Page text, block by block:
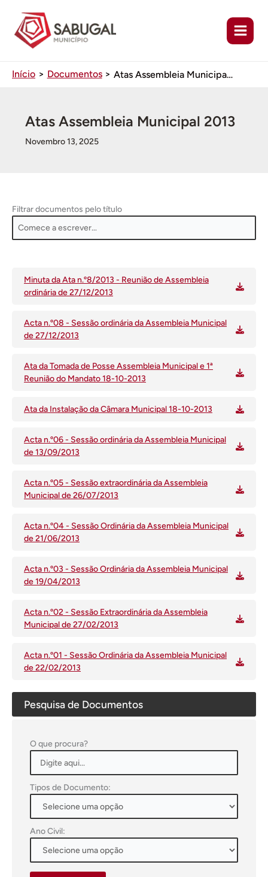
conteúdo
Início Documentos Atas Assembleia Municipal 2013
Atas Assembleia Municipal 2013
Novembro 13, 2025
Pesquisa de Documentos
O que procura?
Tipos de Documento:
Ano Civil:
Filtrar documentos pelo título
Minuta da Ata n.º8/2013 - Reunião de Assembleia
ordinária de 27/12/2013
Acta n.º08 - Sessão ordinária da Assembleia Municipal
de 27/12/2013
Ata da Tomada de Posse Assembleia Municipal e 1ª
Reunião do Mandato 18-10-2013
Ata da Instalação da Câmara Municipal 18-10-2013
Acta n.º06 - Sessão ordinária da Assembleia Municipal
de 13/09/2013
Acta n.º05 - Sessão extraordinária da Assembleia
Municipal de 26/07/2013
Acta n.º04 - Sessão Ordinária da Assembleia Municipal
de 21/06/2013
Acta n.º03 - Sessão Ordinária da Assembleia Municipal
de 19/04/2013
Acta n.º02 - Sessão Extraordinária da Assembleia
Municipal de 27/02/2013
Acta n.º01 - Sessão Ordinária da Assembleia Municipal
de 22/02/2013